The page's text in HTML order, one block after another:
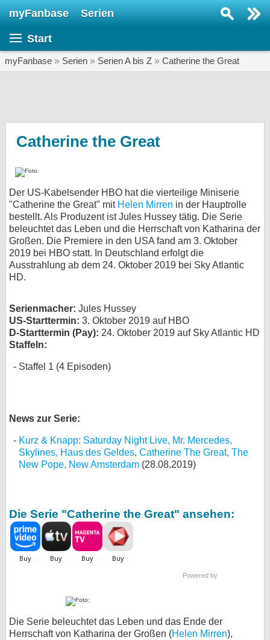
myFanbase Serien
Start
myFanbase » Serien » Serien A bis Z » Catherine the Great
Catherine the Great
Der US-Kabelsender HBO hat die vierteilige Miniserie
"Catherine the Great" mit Helen Mirren in der Hauptrolle
bestellt. Als Produzent ist Jules Hussey tätig. Die Serie
beleuchtet das Leben und die Herrschaft von Katharina der
Großen. Die Premiere in den USA fand am 3. Oktober
2019 bei HBO statt. In Deutschland erfolgt die
Ausstrahlung ab dem 24. Oktober 2019 bei Sky Atlantic
HD.
Serienmacher: Jules Hussey
US-Starttermin: 3. Oktober 2019 auf HBO
D-Starttermin (Pay): 24. Oktober 2019 auf Sky Atlantic HD
Staffeln:
Staffel 1 (4 Episoden)
News zur Serie:
Kurz & Knapp: Saturday Night Live, Mr. Mercedes,
Skylines, Haus des Geldes, Catherine The Great, The
New Pope, New Amsterdam (28.08.2019)
Die Serie "Catherine the Great" ansehen:
Powered by
Die Serie beleuchtet das Leben und das Ende der
Herrschaft von Katharina der Großen (Helen Mirren),
SERIEN
Specials
SERVICE
Gewinnspiele
Forum
bei Facebook
Impressum